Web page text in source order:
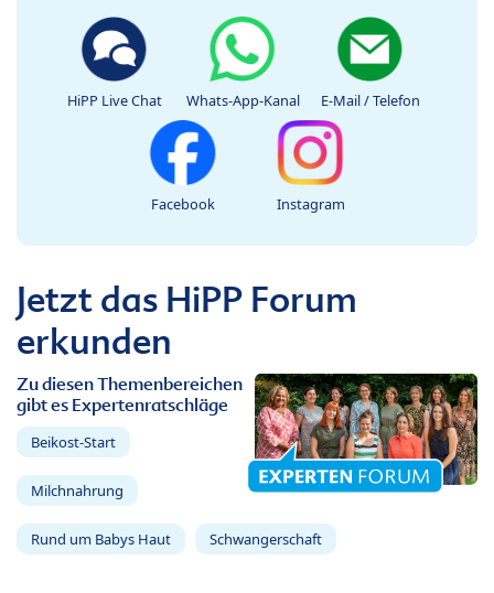
HiPP Live Chat Whats-App-Kanal E-Mail / Telefon
Facebook Instagram
Jetzt das HiPP Forum
erkunden
Zu diesen Themenbereichen
gibt es Expertenratschläge
Beikost-Start
Milchnahrung
Rund um Babys Haut Schwangerschaft